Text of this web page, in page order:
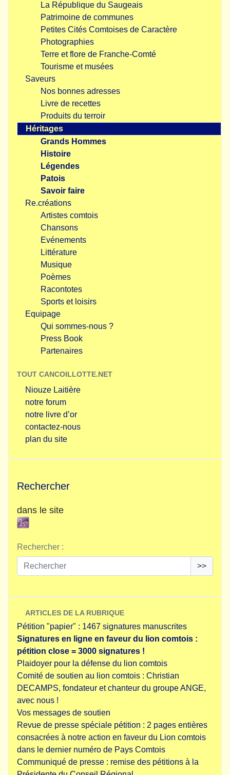
La République du Saugeais
Patrimoine de communes
Petites Cités Comtoises de Caractère
Photographies
Terre et flore de Franche-Comté
Tourisme et musées
Saveurs
Nos bonnes adresses
Livre de recettes
Produits du terroir
Héritages
Grands Hommes
Histoire
Légendes
Patois
Savoir faire
Re.créations
Artistes comtois
Chansons
Evénements
Littérature
Musique
Poèmes
Racontotes
Sports et loisirs
Equipage
Qui sommes-nous ?
Press Book
Partenaires
TOUT CANCOILLOTTE.NET
Niouze Laitière
notre forum
notre livre d’or
contactez-nous
plan du site
Rechercher
dans le site
Rechercher :
>>
ARTICLES DE LA RUBRIQUE
Pétition "papier" : 1467 signatures manuscrites
Signatures en ligne en faveur du lion comtois :
pétition close = 3000 signatures !
Plaidoyer pour la défense du lion comtois
Comité de soutien au lion comtois : Christian
DECAMPS, fondateur et chanteur du groupe ANGE,
avec nous !
Vos messages de soutien
Revue de presse spéciale pétition : 2 pages entières
consacrées à notre action en faveur du Lion comtois
dans le dernier numéro de Pays Comtois
Communiqué de presse : remise des pétitions à la